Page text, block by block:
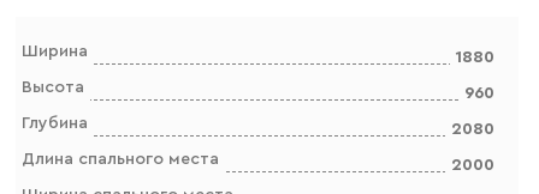
Ширина
1880
Высота
960
Глубина
2080
Длина спального места
2000